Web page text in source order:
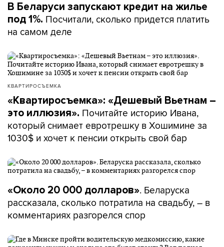
В Беларуси запускают кредит на жилье
под 1%. Посчитали, сколько придется платить
на самом деле
КВАРТИРОСЪЕМКА
«Квартиросъемка»: «Дешевый Вьетнам –
это иллюзия». Почитайте историю Ивана,
который снимает евротрешку в Хошимине за
1030$ и хочет к пенсии открыть свой бар
«Около 20 000 долларов». Беларуска
рассказала, сколько потратила на свадьбу, – в
комментариях разгорелся спор